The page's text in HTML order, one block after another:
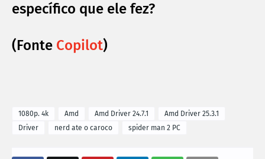
específico que ele fez?
(Fonte Copilot)
1080p. 4k Amd Amd Driver 24.7.1
Amd Driver 25.3.1
Driver
nerd ate o caroco spider man 2 PC